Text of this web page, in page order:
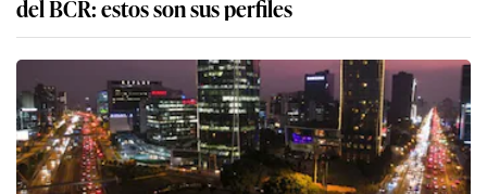
del BCR: estos son sus perfiles